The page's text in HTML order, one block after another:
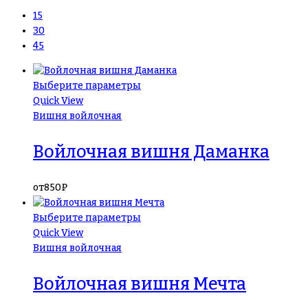
15
30
45
Выберите параметры
Quick View
Вишня войлочная
Войлочная вишня Даманка
от850₽
Выберите параметры
Quick View
Вишня войлочная
Войлочная вишня Мечта